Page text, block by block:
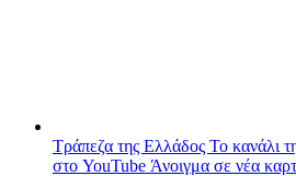
Τράπεζα της Ελλάδος Το κανάλι
στο YouTube Άνοιγμα σε νέα